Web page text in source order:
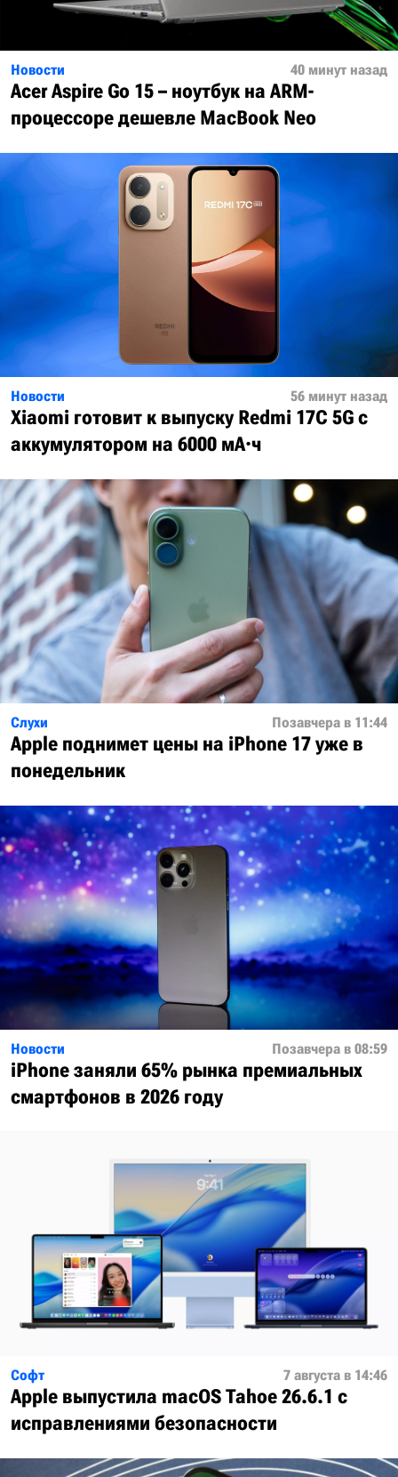
Новости 40 минут назад
Acer Aspire Go 15 – ноутбук на ARM-
процессоре дешевле MacBook Neo
Новости 56 минут назад
Xiaomi готовит к выпуску Redmi 17C 5G с
аккумулятором на 6000 мА·ч
Слухи Позавчера в 11:44
Apple поднимет цены на iPhone 17 уже в
понедельник
Новости Позавчера в 08:59
iPhone заняли 65% рынка премиальных
смартфонов в 2026 году
Софт 7 августа в 14:46
Apple выпустила macOS Tahoe 26.6.1 с
исправлениями безопасности